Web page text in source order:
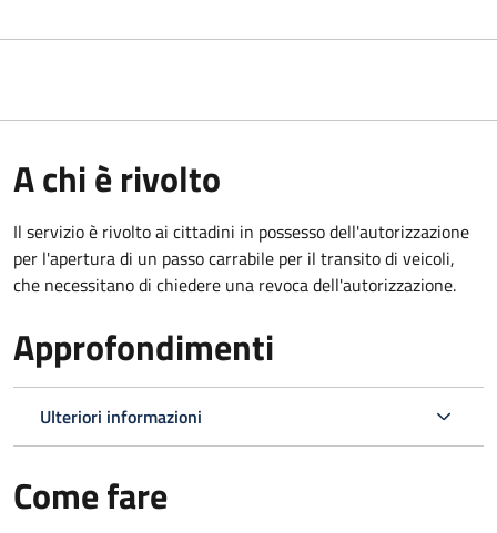
A chi è rivolto
Il servizio è rivolto ai cittadini in possesso dell'autorizzazione
per l'apertura di un passo carrabile per il transito di veicoli,
che necessitano di chiedere una revoca dell'autorizzazione.
Approfondimenti
Ulteriori informazioni
Come fare